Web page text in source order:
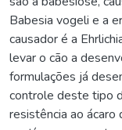
Babesia vogeli e a
causador é a
levar o cão a
formulações já
controle deste tipo
resistência ao ácaro